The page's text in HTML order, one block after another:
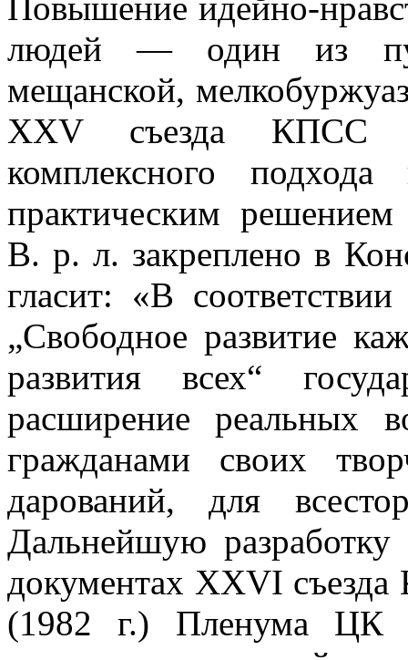
людей — один из
мещанской,
XXV съезда КПСС
комплексного
практическим
В. р. л. закреплено в
гласит: «В
„Свободное развитие
развития всех“
расширение реальных
гражданами своих
дарований, для
Дальнейшую
документах XXVI
(1982 г.) Пленума ЦК